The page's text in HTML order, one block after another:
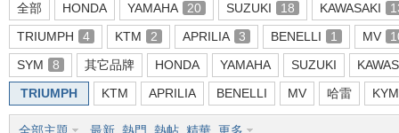
全部 HONDA YAMAHA 20 SUZUKI 18 KAWASAKI
TRIUMPH
4 KTM 2 APRILIA 3 BENELLI 1 MV
SYM
8 其它品牌 HONDA YAMAHA SUZUKI
TRIUMPH
KTM APRILIA BENELLI MV 哈雷